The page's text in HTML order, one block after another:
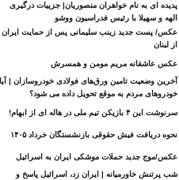
پدیده ای به نام خواهران منصوریان| جزییات درگیری
الهه و سهیلا با رئیس فدراسیون ووشو
عکس/ پست جدید زینب سلیمانی پس از حمایت ایران
از لبنان
عکس عاشقانه مریم مومن و همسرش
آخرین وضعیت تامین ورق‌های فولادی خودروسازان | آیا
خودروهای مردم به موقع تحویل داده می شود؟
سرنوشت این ۴ بازیکن تیم ملی در هاله ای از ابهام!
نحوه دریافت فیش حقوقی بازنشستگان خرداد ۱۴۰۵
عکس/موج جدید حملات موشکی ایران به اسرائیل
شب پرتنش خاورمیانه | ایران زد، اسرائیل پاسخ و